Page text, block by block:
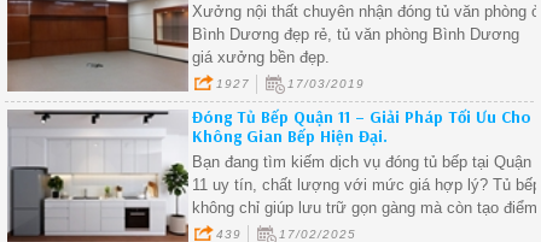
Xưởng nội thất chuyên nhận đóng tủ văn phòng
Bình Dương đẹp rẻ, tủ văn phòng Bình Dương
giá xưởng bền đẹp.
1927 17/03/2019
Đóng Tủ Bếp Quận 11 – Giải Pháp Tối Ưu Cho
Không Gian Bếp Hiện Đại.
Bạn đang tìm kiếm dịch vụ đóng tủ bếp tại Quận
11 uy tín, chất lượng với mức giá hợp lý? Tủ bếp
không chỉ giúp lưu trữ gọn gàng mà còn tạo điểm
nhấn sang trọng, tiện nghi cho không gian bếp.
439 17/02/2025